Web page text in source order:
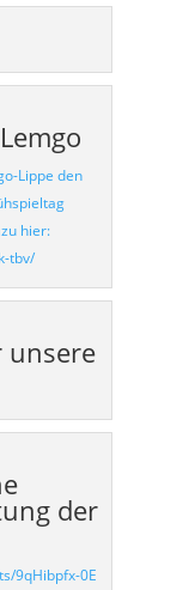
Lippe den
hier:
tbv/
unsere
der
9qHibpfx-0E